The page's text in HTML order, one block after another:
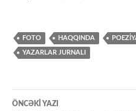
FOTO HAQQINDA
YAZARLAR JURNALI
Yazılar
ÖNCƏKI YAZI